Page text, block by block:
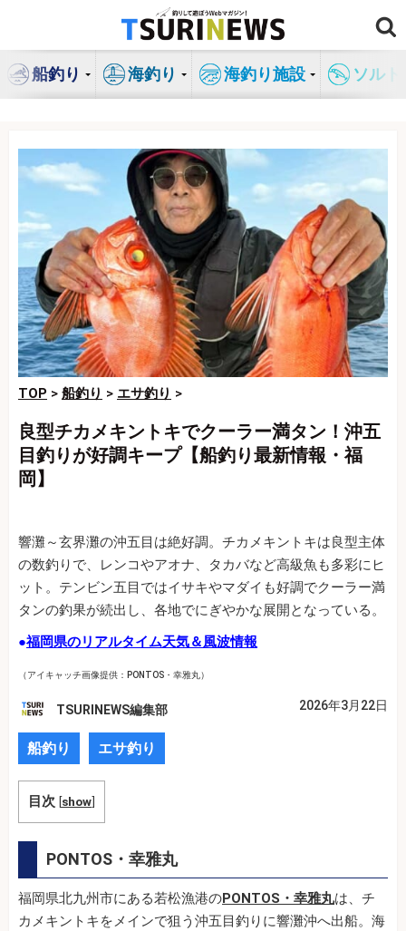
ン
船釣り 海釣り 海釣り施設 ソル
TOP > 船釣り > エサ釣り >
良型チカメキントキでクーラー満タン！沖五
目釣りが好調キープ【船釣り最新情報・福
岡】
響灘～玄界灘の沖五目は絶好調。チカメキントキは良型主体
の数釣りで、レンコやアオナ、タカバなど高級魚も多彩にヒ
ット。テンビン五目ではイサキやマダイも好調でクーラー満
タンの釣果が続出し、各地でにぎやかな展開となっている。
●福岡県のリアルタイム天気＆風波情報
（アイキャッチ画像提供：PONTOS・幸雅丸）
TSURINEWS編集部 2026年3月22日
船釣り エサ釣り
目次 [show]
PONTOS・幸雅丸
福岡県北九州市にある若松漁港のPONTOS・幸雅丸は、チ
カメキントキをメインで狙う沖五目釣りに響灘沖へ出船。海